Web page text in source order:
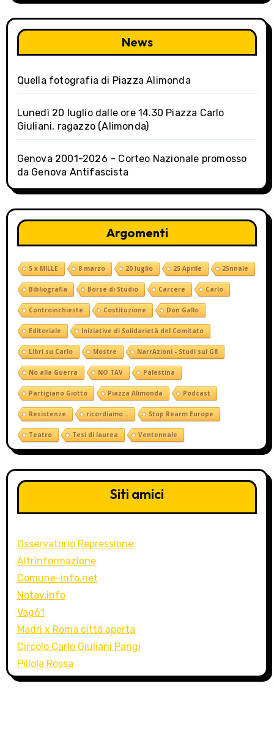
News
Quella fotografia di Piazza Alimonda
Lunedì 20 luglio dalle ore 14.30 Piazza Carlo
Giuliani, ragazzo (Alimonda)
Genova 2001-2026 – Corteo Nazionale promosso
da Genova Antifascista
Argomenti
5 x MILLE 8 marzo 20 luglio 25 Aprile 25nnale
Bibliografia Borse di Studio Carcere Carlo
Controinchieste Costituzione Don Gallo
Editoriale Iniziative di Solidarietà del Comitato
Libri su Carlo Mostre NarrAzioni - Studi sul G8
No alla Guerra NO TAV Palestina
Partigiano Giotto Piazza Alimonda Podcast
Resistenze ricordiamo... Stop Rearm Europe
Teatro Tesi di laurea Ventennale
Siti amici
Osservatorio Repressione
Altrinformazione
Comune-info.net
Notav.info
Vag61
Madri x Roma città aperta
Circolo Carlo Giuliani Parigi
Pillola Rossa